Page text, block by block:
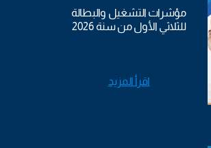
مؤشرات التشغيل والبطالة
للثلاثي الأول من سنة 2026
اقرأ المزيد